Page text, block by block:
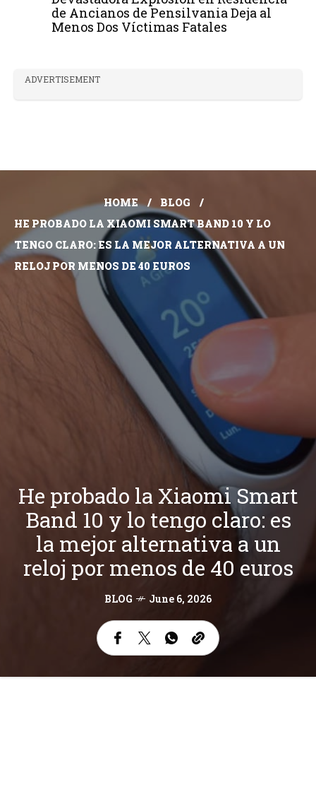
de Ancianos de Pensilvania Deja al
Menos Dos Víctimas Fatales
ADVERTISEMENT
HOME
BLOG
HE PROBADO LA XIAOMI SMART BAND 10 Y LO
TENGO CLARO: ES LA MEJOR ALTERNATIVA A UN
RELOJ POR MENOS DE 40 EUROS
He probado la Xiaomi Smart
Band 10 y lo tengo claro: es
la mejor alternativa a un
reloj por menos de 40 euros
BLOG June 6, 2026